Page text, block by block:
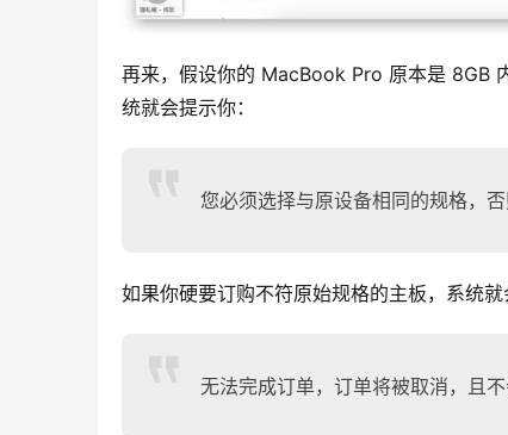
再来，假设你的 MacBook Pro 原本是 8GB
统就会提示你：
您必须选择与原设备相同的规格，
如果你硬要订购不符原始规格的主板，系统就
无法完成订单，订单将被取消，且不